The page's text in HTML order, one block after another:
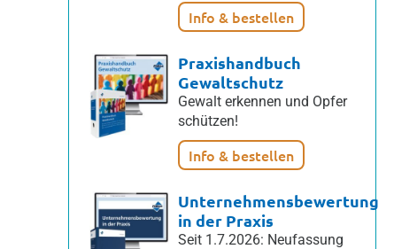
Info & bestellen
Praxishandbuch
Gewaltschutz
Gewalt erkennen und Opfer
schützen!
Info & bestellen
Unternehmensbewertung
in der Praxis
Seit 1.7.2026: Neufassung